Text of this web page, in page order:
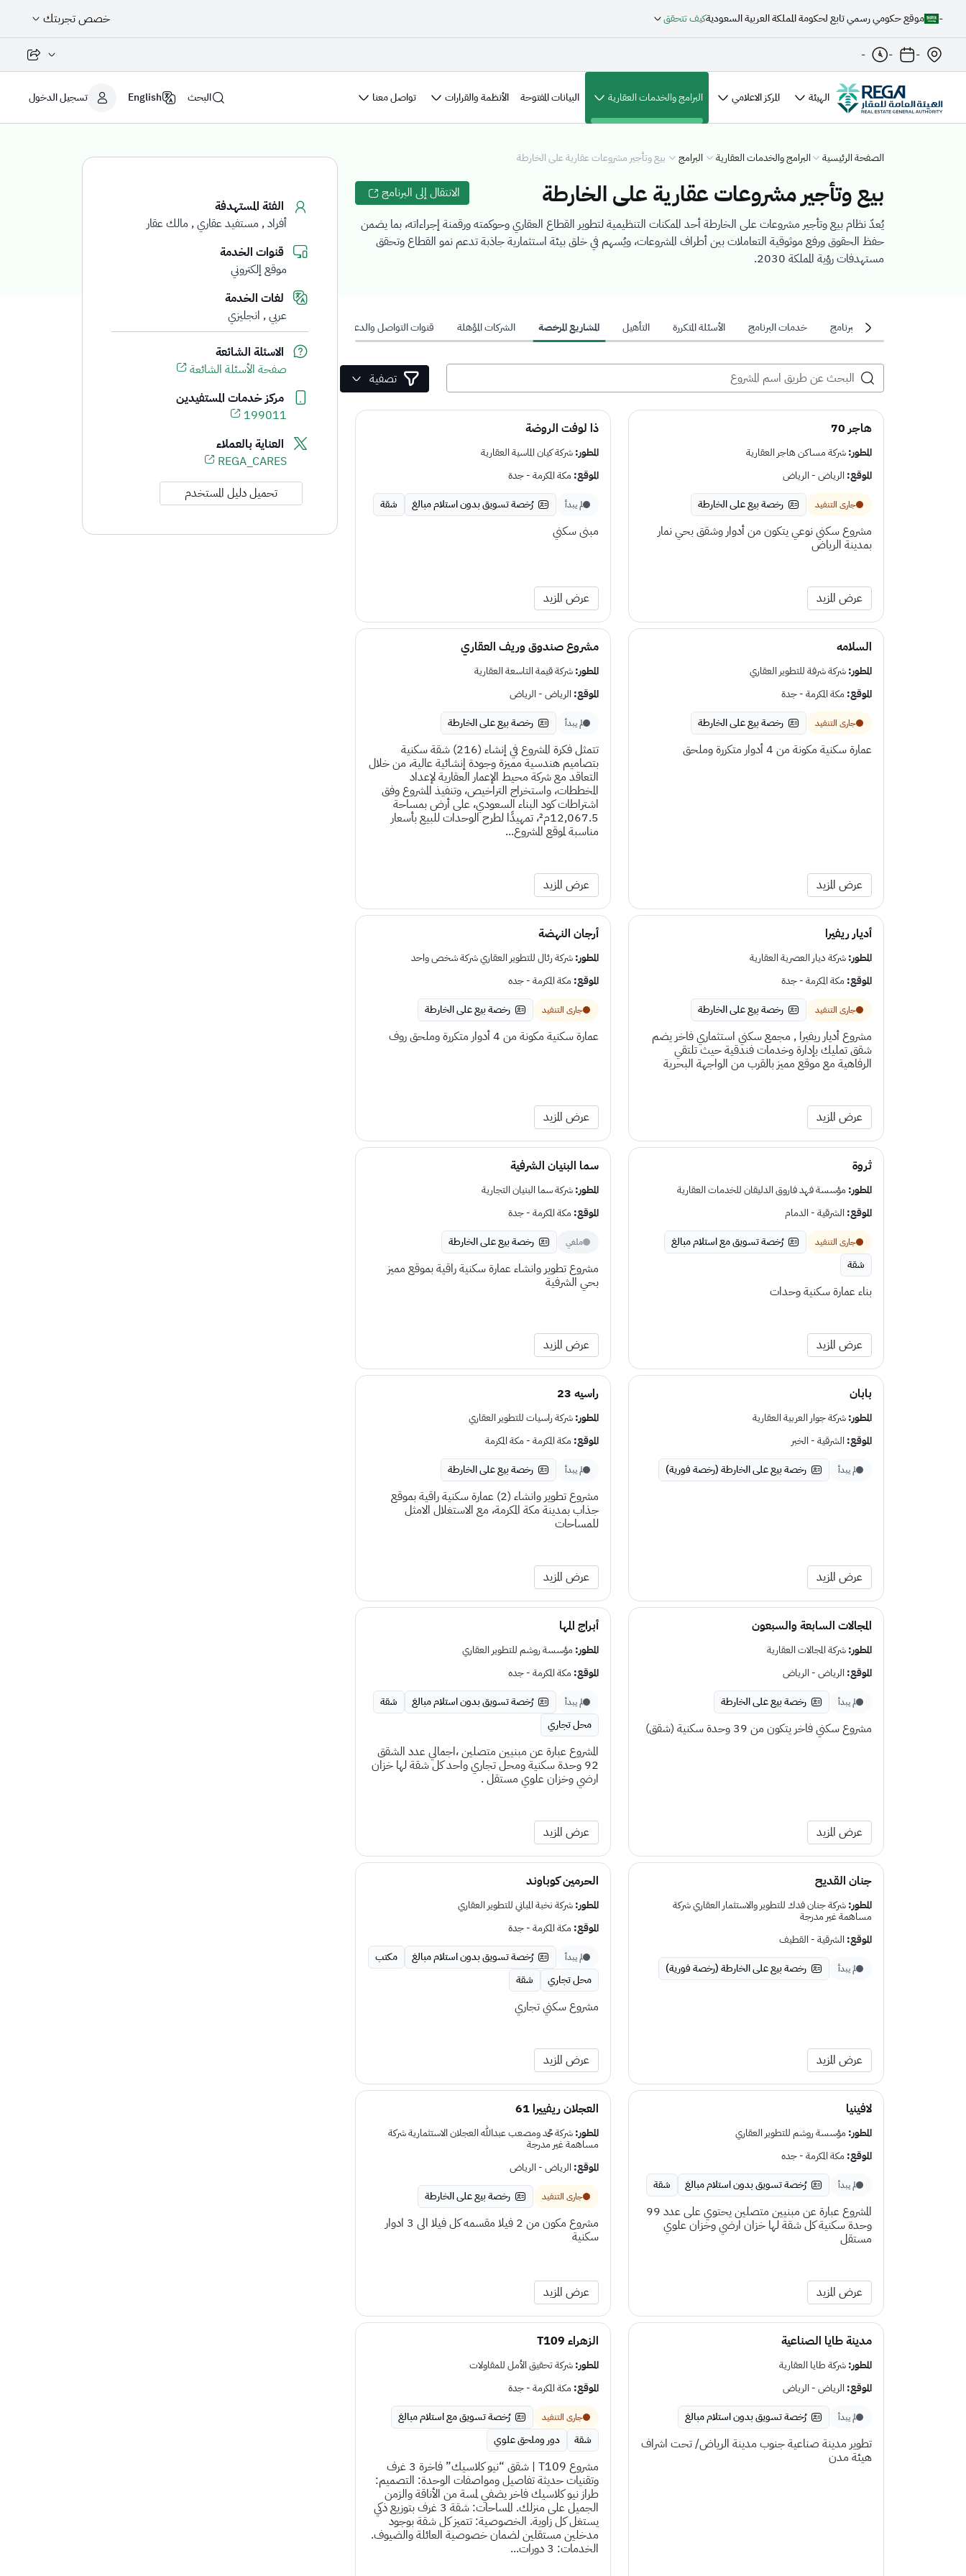
- موقع حكومي رسمي تابع لحكومة المملكة العربية السعوديةكيف تتحقق خصص تجربتك
-
-
- مشاركة
الهيئة المركز الاعلامي البرامج والخدمات العقارية البيانات المفتوحة الأنظمة والقرارات تواصل معنا البحث English تسجيل الدخول
الصفحة الرئيسية البرامج والخدمات العقارية البرامج بيع وتأجير مشروعات عقارية على الخارطة
بيع وتأجير مشروعات عقارية على الخارطة
الانتقال إلى البرنامج
يُعدّ نظام بيع وتأجير مشروعات على الخارطة أحد الممكنات التنظيمية لتطوير القطاع العقاري وحوكمته ورقمنة إجراءاته، بما يضمن
حفظ الحقوق ورفع موثوقية التعاملات بين أطراف المشروعات، ويُسهم في خلق بيئة استثمارية جاذبة تدعم نمو القطاع وتحقق
مستهدفات رؤية المملكة 2030.
عن البرنامج خدمات البرنامج الأسئلة المتكررة التأهيل المشاريع المرخصة الشركات المؤهلة قنوات التواصل والدعم للمطورين العقاريين
تصفية
هاجر 70
المطور:شركة مساكن هاجر العقارية
الموقع: الرياض - الرياض
جارى التنفيد رخصة بيع على الخارطة
مشروع سكني نوعي يتكون من أدوار وشقق بحي نمار
بمدينة الرياض
عرض المزيد
ذا لوفت الروضة
المطور:شركة كيان الماسية العقارية
الموقع:مكة المكرمة - جدة
لم يبدأ رُخصة تسويق بدون استلام مبالغ شقة
مبنى سكني
عرض المزيد
السلامه
المطور:شركة شرفة للتطوير العقاري
الموقع:مكة المكرمة - جدة
جارى التنفيد رخصة بيع على الخارطة
عمارة سكنية مكونة من 4 أدوار متكررة وملحق
عرض المزيد
مشروع صندوق وريف العقاري
المطور:شركة قيمة التاسعة العقارية
الموقع: الرياض - الرياض
لم يبدأ رخصة بيع على الخارطة
تتمثل فكرة المشروع في إنشاء (216) شقة سكنية
بتصاميم هندسية مميزة وجودة إنشائية عالية، من خلال
التعاقد مع شركة محيط الإعمار العقارية لإعداد
المخططات، واستخراج التراخيص، وتنفيذ المشروع وفق
اشتراطات كود البناء السعودي، على أرض بمساحة
12,067.5م²، تمهيدًا لطرح الوحدات للبيع بأسعار
مناسبة لموقع المشروع...
عرض المزيد
أديار ريفيرا
المطور:شركة ديار العصرية العقارية
الموقع:مكة المكرمة - جدة
جارى التنفيد رخصة بيع على الخارطة
مشروع أديار ريفيرا , مجمع سكني استثماري فاخر يضم
شقق تمليك بإدارة وخدمات فندقية حيث تلتقي
الرفاهية مع موقع مميز بالقرب من الواجهة البحرية
عرض المزيد
أرجان النهضة
المطور:شركة رئال للتطوير العقاري شركة شخص واحد
الموقع:مكة المكرمة - جده
جارى التنفيد رخصة بيع على الخارطة
عمارة سكنية مكونة من 4 أدوار متكررة وملحق روف
عرض المزيد
ثروة
المطور:مؤسسة فهد فاروق الدليقان للخدمات العقارية
الموقع: الشرقية - الدمام
جارى التنفيد
رُخصة تسويق مع استلام مبالغ
شقة
بناء عمارة سكنية وحدات
عرض المزيد
سما البنيان الشرفية
المطور:شركة سما البنيان التجارية
الموقع:مكة المكرمة - جدة
ملغي رخصة بيع على الخارطة
مشروع تطوير وانشاء عمارة سكنية راقية بموقع مميز
بحي الشرفية
عرض المزيد
بابان
المطور:شركة جوار العربية العقارية
الموقع: الشرقية - الخبر
لم يبدأ رخصة بيع على الخارطة (رخصة فورية)
عرض المزيد
راسيه 23
المطور:شركة راسيات للتطوير العقاري
الموقع:مكة المكرمة - مكة المكرمة
لم يبدأ رخصة بيع على الخارطة
مشروع تطوير وانشاء (2) عمارة سكنية راقية بموقع
جذاب بمدينة مكة المكرمة، مع الاستغلال الامثل
للمساحات
عرض المزيد
المجالات السابعة والسبعون
المطور:شركة المجالات العقارية
الموقع: الرياض - الرياض
لم يبدأ رخصة بيع على الخارطة
مشروع سكني فاخر يتكون من 39 وحدة سكنية (شقق)
عرض المزيد
أبراج المها
المطور:مؤسسة روشم للتطوير العقاري
الموقع:مكة المكرمة - جده
لم يبدأ رُخصة تسويق بدون استلام مبالغ
شقة
محل تجاري
المشروع عبارة عن مبنيين متصلين ،اجمالي عدد الشقق
92 وحدة سكنية ومحل تجاري واحد كل شقة لها خزان
ارضي وخزان علوي مستقل .
عرض المزيد
جنان القديح
المطور:شركة جنان فدك للتطوير والاستثمار العقاري شركة
مساهمة غير مدرجة
الموقع: الشرقية - القطيف
لم يبدأ رخصة بيع على الخارطة (رخصة فورية)
عرض المزيد
الحرمين كوباوند
المطور:شركة نخبة المباني للتطوير العقاري
الموقع:مكة المكرمة - جدة
لم يبدأ رُخصة تسويق بدون استلام مبالغ
مكتب
محل تجاري
شقة
مشروع سكني تجاري
عرض المزيد
لافينيا
المطور:مؤسسة روشم للتطوير العقاري
الموقع:مكة المكرمة - جده
لم يبدأ رُخصة تسويق بدون استلام مبالغ شقة
المشروع عبارة عن مبنيين متصلين يحتوي على عدد 99
وحدة سكنية كل شقة لها خزان ارضي وخزان علوي
مستقل
عرض المزيد
العجلان ريفييرا 61
المطور:شركة محمد ومصعب عبدالله العجلان الاستثمارية شركة
مساهمة غير مدرجة
الموقع: الرياض - الرياض
جارى التنفيد رخصة بيع على الخارطة
مشروع مكون من 2 فيلا مقسمه كل فيلا الى 3 ادوار
سكنية
عرض المزيد
مدينة طايا الصناعية
المطور:شركة طايا العقارية
الموقع: الرياض - الرياض
لم يبدأ رُخصة تسويق بدون استلام مبالغ
تطوير مدينة صناعية جنوب مدينة الرياض/ تحت اشراف
هيئة مدن
الزهراء T109
المطور:شركة تحقيق الأمل للمقاولات
الموقع:مكة المكرمة - جدة
جارى التنفيد
رُخصة تسويق مع استلام مبالغ
شقة
دور وملحق علوي
مشروع T109 | شقق “نيو كلاسيك” فاخرة 3 غرف
وتقنيات حديثة تفاصيل ومواصفات الوحدة: التصميم:
طراز نيو كلاسيك فاخر يضفي لمسة من الأناقة والزمن
الجميل على منزلك. المساحات: شقة 3 غرف بتوزيع ذكي
يستغل كل زاوية. الخصوصية: تتميز كل شقة بوجود
مدخلين مستقلين لضمان خصوصية العائلة والضيوف.
الخدمات: 3 دورات...
الفئة المستهدفة
أفراد مستفيد عقاري مالك عقار
قنوات الخدمة
موقع إلكتروني
لغات الخدمة
عربي انجليزي
الاسئلة الشائعة
صفحة الأسئلة الشائعة
مركز خدمات المستفيدين
199011
العناية بالعملاء
REGA_CARES
تحميل دليل المستخدم